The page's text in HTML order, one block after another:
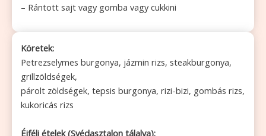
– Rántott sajt vagy gomba vagy cukkini
Köretek:
Petrezselymes burgonya, jázmin rizs, steakburgonya,
grillzöldségek,
párolt zöldségek, tepsis burgonya, rizi-bizi, gombás rizs,
kukoricás rizs
Éjféli ételek (Svédasztalon tálalva):